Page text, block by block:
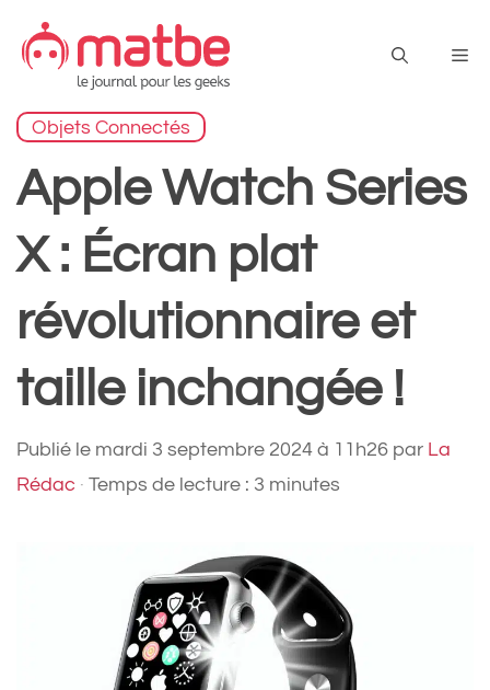
contenu
Objets Connectés
Apple Watch Series
X : Écran plat
révolutionnaire et
taille inchangée !
Publié le mardi 3 septembre 2024 à 11h26 par La
Rédac · Temps de lecture : 3 minutes